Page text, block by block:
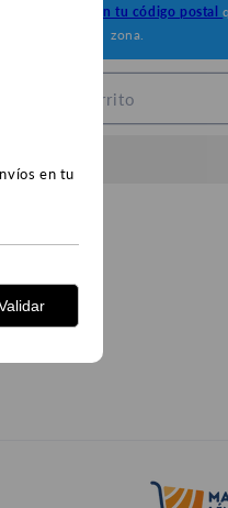
favor valida con tu código postal
zona.
Agregar al carrito
en tu